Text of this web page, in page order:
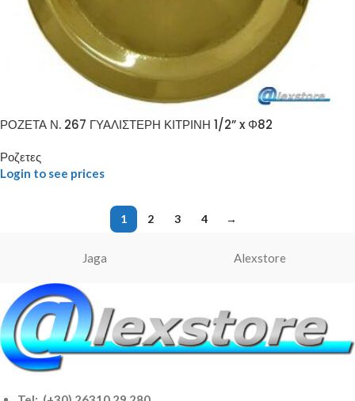
ΡΟΖΕΤΑ Ν. 267 ΓΥΑΛΙΣΤΕΡΗ ΚΙΤΡΙΝΗ 1/2” x Φ82
Ροζετες
Login to see prices
1 2 3 4 →
Jaga Alexstore